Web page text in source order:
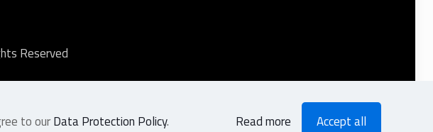
Reserved
to ourData Protection Policy. Read more Accept all